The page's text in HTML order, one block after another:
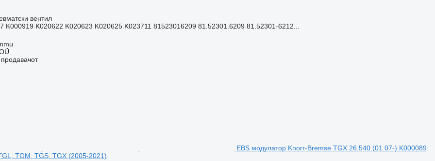
вентил
K000919 K020622 K020623 K020625 K023711 81523016209 81.52301.6209 81.52301-6212...
продавачот
EBS модулатор Knorr-Bremse TGX 26.540 (01.07-) K000089
TGM, TGS, TGX (2005-2021)